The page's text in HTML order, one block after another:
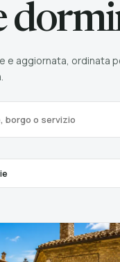
e aggiornata, ordinata